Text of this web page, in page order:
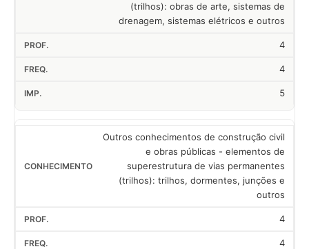
(trilhos): obras de arte, sistemas de
drenagem, sistemas elétricos e outros
4
4
5
Outros conhecimentos de construção civil
e obras públicas - elementos de
superestrutura de vias permanentes
(trilhos): trilhos, dormentes, junções e
outros
4
4